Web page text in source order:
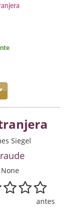
Siegel
None
antes